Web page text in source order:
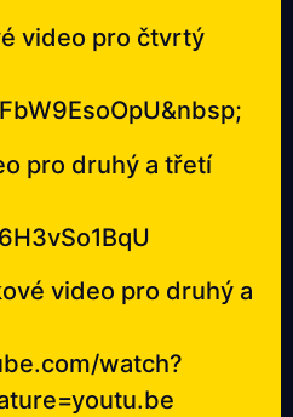
video pro čtvrtý
;
pro druhý a třetí
video pro druhý a
watch?